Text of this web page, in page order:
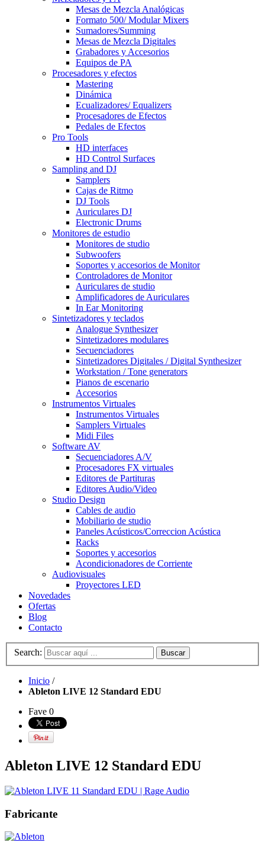
Mesas de Mezcla Analógicas
Formato 500/ Modular Mixers
Sumadores/Summing
Mesas de Mezcla Digitales
Grabadores y Accesorios
Equipos de PA
Procesadores y efectos
Mastering
Dinámica
Ecualizadores/ Equalizers
Procesadores de Efectos
Pedales de Efectos
Pro Tools
HD interfaces
HD Control Surfaces
Sampling and DJ
Samplers
Cajas de Ritmo
DJ Tools
Auriculares DJ
Electronic Drums
Monitores de estudio
Monitores de studio
Subwoofers
Soportes y accesorios de Monitor
Controladores de Monitor
Auriculares de studio
Amplificadores de Auriculares
In Ear Monitoring
Sintetizadores y teclados
Analogue Synthesizer
Sintetizadores modulares
Secuenciadores
Sintetizadores Digitales / Digital Synthesizer
Workstation / Tone generators
Pianos de escenario
Accesorios
Instrumentos Virtuales
Instrumentos Virtuales
Samplers Virtuales
Midi Files
Software AV
Secuenciadores A/V
Procesadores FX virtuales
Editores de Partituras
Editores Audio/Video
Studio Design
Cables de audio
Mobiliario de studio
Paneles Acústicos/Correccion Acústica
Racks
Soportes y accesorios
Acondicionadores de Corriente
Audiovisuales
Proyectores LED
Novedades
Ofertas
Blog
Contacto
Search: Buscar
Inicio /
Ableton LIVE 12 Standard EDU
Fave 0
Ableton LIVE 12 Standard EDU
Fabricante